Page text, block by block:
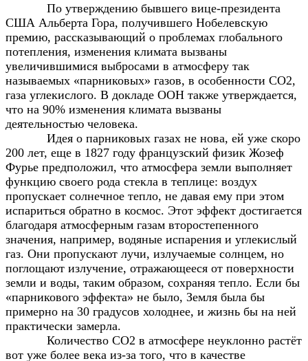
По утверждению бывшего вице-президента
США Альберта Гора, получившего Нобелевскую
премию, рассказывающий о проблемах глобального
потепления, изменения климата вызваны
увеличившимися выбросами в атмосферу так
называемых «парниковых» газов, в особенности CO2,
газа углекислого. В докладе ООН также утверждается,
что на 90% изменения климата вызваны
деятельностью человека.
Идея о парниковых газах не нова, ей уже скоро
200 лет, еще в 1827 году французский физик Жозеф
Фурье предположил, что атмосфера земли выполняет
функцию своего рода стекла в теплице: воздух
пропускает солнечное тепло, не давая ему при этом
испариться обратно в космос. Этот эффект достигается
благодаря атмосферным газам второстепенного
значения, например, водяные испарения и углекислый
газ. Они пропускают лучи, излучаемые солнцем, но
поглощают излучение, отражающееся от поверхности
земли и воды, таким образом, сохраняя тепло. Если бы
«парникового эффекта» не было, Земля была бы
примерно на 30 градусов холоднее, и жизнь бы на ней
практически замерла.
Количество CO2 в атмосфере неуклонно растёт
вот уже более века из-за того, что в качестве